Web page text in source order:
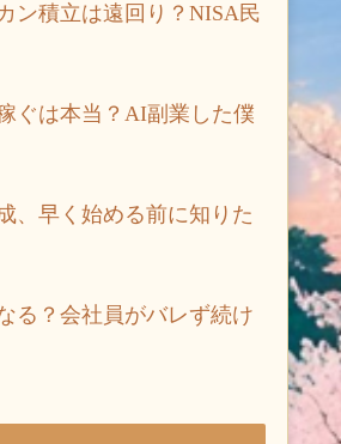
ン積立は遠回り？NISA民
ぐは本当？AI副業した僕
、早く始める前に知りた
る？会社員がバレず続け